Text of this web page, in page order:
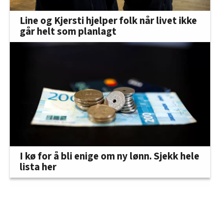
Line og Kjersti hjelper folk når livet ikke
går helt som planlagt
I kø for å bli enige om ny lønn. Sjekk hele
lista her